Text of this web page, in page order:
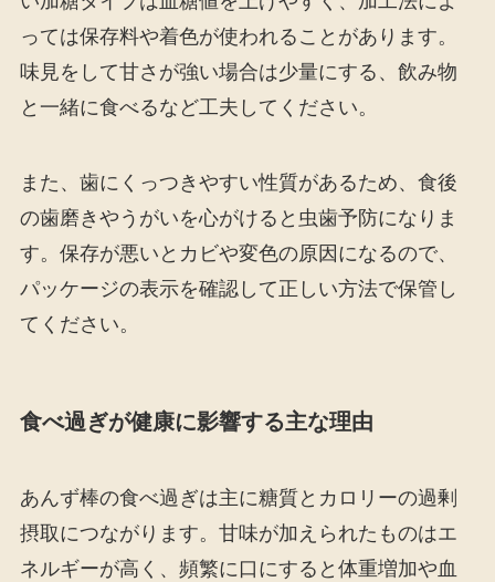
っては保存料や着色が使われることがあります。
味見をして甘さが強い場合は少量にする、飲み物
と一緒に食べるなど工夫してください。
また、歯にくっつきやすい性質があるため、食後
の歯磨きやうがいを心がけると虫歯予防になりま
す。保存が悪いとカビや変色の原因になるので、
パッケージの表示を確認して正しい方法で保管し
てください。
食べ過ぎが健康に影響する主な理由
あんず棒の食べ過ぎは主に糖質とカロリーの過剰
摂取につながります。甘味が加えられたものはエ
ネルギーが高く、頻繁に口にすると体重増加や血